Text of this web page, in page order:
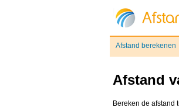
Afstand berekenen
Afstand
Bereken de afstand